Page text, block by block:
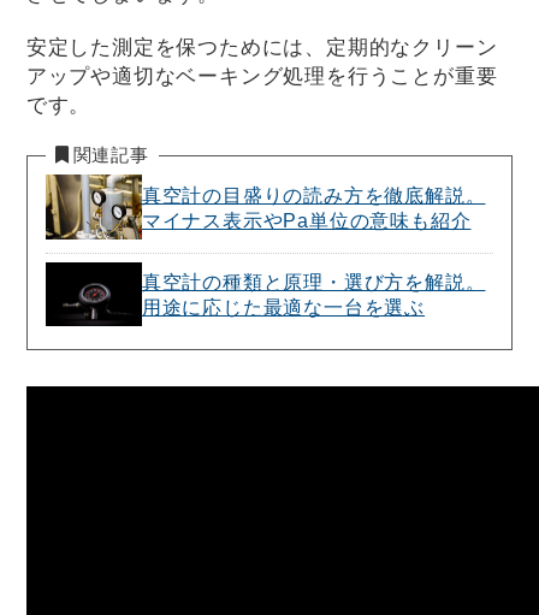
安定した測定を保つためには、定期的なクリーン
アップや適切なベーキング処理を行うことが重要
です。
関連記事
真空計の目盛りの読み方を徹底解説。
マイナス表示やPa単位の意味も紹介
真空計の種類と原理・選び方を解説。
用途に応じた最適な一台を選ぶ